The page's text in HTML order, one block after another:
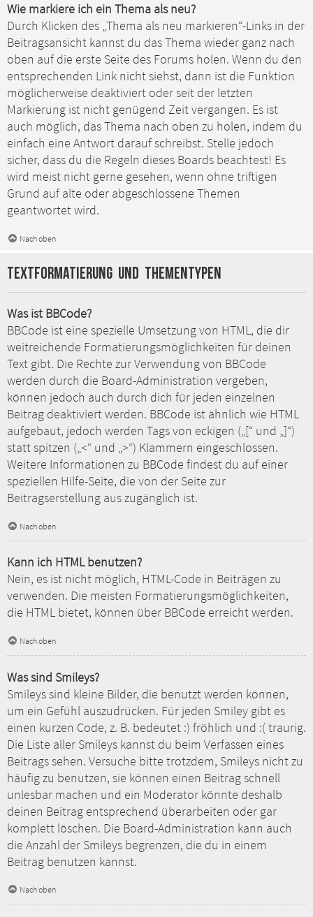
Wie markiere ich ein Thema als neu?
Durch Klicken des „Thema als neu markieren“-Links in der
Beitragsansicht kannst du das Thema wieder ganz nach
oben auf die erste Seite des Forums holen. Wenn du den
entsprechenden Link nicht siehst, dann ist die Funktion
möglicherweise deaktiviert oder seit der letzten
Markierung ist nicht genügend Zeit vergangen. Es ist
auch möglich, das Thema nach oben zu holen, indem du
einfach eine Antwort darauf schreibst. Stelle jedoch
sicher, dass du die Regeln dieses Boards beachtest! Es
wird meist nicht gerne gesehen, wenn ohne triftigen
Grund auf alte oder abgeschlossene Themen
geantwortet wird.
Nach oben
Textformatierung und Thementypen
Was ist BBCode?
BBCode ist eine spezielle Umsetzung von HTML, die dir
weitreichende Formatierungsmöglichkeiten für deinen
Text gibt. Die Rechte zur Verwendung von BBCode
werden durch die Board-Administration vergeben,
können jedoch auch durch dich für jeden einzelnen
Beitrag deaktiviert werden. BBCode ist ähnlich wie HTML
aufgebaut, jedoch werden Tags von eckigen („[“ und „]“)
statt spitzen („<“ und „>“) Klammern eingeschlossen.
Weitere Informationen zu BBCode findest du auf einer
speziellen Hilfe-Seite, die von der Seite zur
Beitragserstellung aus zugänglich ist.
Nach oben
Kann ich HTML benutzen?
Nein, es ist nicht möglich, HTML-Code in Beiträgen zu
verwenden. Die meisten Formatierungsmöglichkeiten,
die HTML bietet, können über BBCode erreicht werden.
Nach oben
Was sind Smileys?
Smileys sind kleine Bilder, die benutzt werden können,
um ein Gefühl auszudrücken. Für jeden Smiley gibt es
einen kurzen Code, z. B. bedeutet :) fröhlich und :( traurig.
Die Liste aller Smileys kannst du beim Verfassen eines
Beitrags sehen. Versuche bitte trotzdem, Smileys nicht zu
häufig zu benutzen, sie können einen Beitrag schnell
unlesbar machen und ein Moderator könnte deshalb
deinen Beitrag entsprechend überarbeiten oder gar
komplett löschen. Die Board-Administration kann auch
die Anzahl der Smileys begrenzen, die du in einem
Beitrag benutzen kannst.
Nach oben